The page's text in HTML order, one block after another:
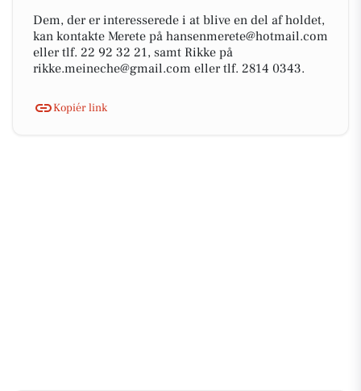
Dem, der er interesserede i at blive en del af holdet,
kan kontakte Merete på hansenmerete@hotmail.com
eller tlf. 22 92 32 21, samt Rikke på
rikke.meineche@gmail.com eller tlf. 2814 0343.
Kopiér link